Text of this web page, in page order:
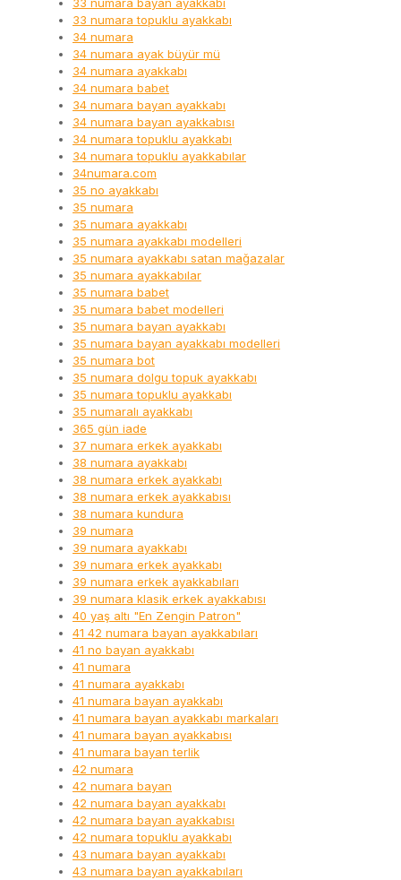
33 numara topuklu ayakkabı
34 numara
34 numara ayak büyür mü
34 numara ayakkabı
34 numara babet
34 numara bayan ayakkabı
34 numara bayan ayakkabısı
34 numara topuklu ayakkabı
34 numara topuklu ayakkabılar
34numara.com
35 no ayakkabı
35 numara
35 numara ayakkabı
35 numara ayakkabı modelleri
35 numara ayakkabı satan mağazalar
35 numara ayakkabılar
35 numara babet
35 numara babet modelleri
35 numara bayan ayakkabı
35 numara bayan ayakkabı modelleri
35 numara bot
35 numara dolgu topuk ayakkabı
35 numara topuklu ayakkabı
35 numaralı ayakkabı
365 gün iade
37 numara erkek ayakkabı
38 numara ayakkabı
38 numara erkek ayakkabı
38 numara erkek ayakkabısı
38 numara kundura
39 numara
39 numara ayakkabı
39 numara erkek ayakkabı
39 numara erkek ayakkabıları
39 numara klasik erkek ayakkabısı
40 yaş altı "En Zengin Patron"
41 42 numara bayan ayakkabıları
41 no bayan ayakkabı
41 numara
41 numara ayakkabı
41 numara bayan ayakkabı
41 numara bayan ayakkabı markaları
41 numara bayan ayakkabısı
41 numara bayan terlik
42 numara
42 numara bayan
42 numara bayan ayakkabı
42 numara bayan ayakkabısı
42 numara topuklu ayakkabı
43 numara bayan ayakkabı
43 numara bayan ayakkabıları